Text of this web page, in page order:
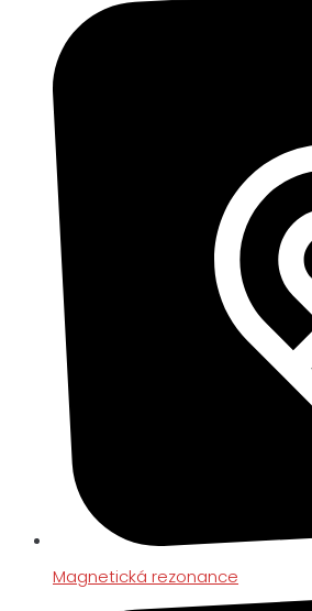
Magnetická rezonance